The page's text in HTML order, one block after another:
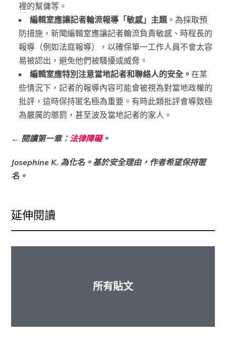
裡的幫傭等。
編輯室應讓記者輪流報導「敏感」主題 。為採取預
防措施，新聞編輯室應讓記者輪流負責敏感、時程長的
報導（例如法庭報導），以確保單一工作人員不會太容
易被認出，避免他們被騷擾或威脅。
編輯室應特別注意當地記者和聯絡人的安全。在某
些情況下，記者的報導內容可能會被視為對當地政權的
批評，這時保持匿名極為重要。有時此類批評會導致極
為嚴厲的懲罰，甚至波及當地記者的家人。
← 閱讀第一章： 法律障礙。
Josephine K. 為化名。基於安全理由，作者希望保持匿
名。
延伸閱讀
所有貼文